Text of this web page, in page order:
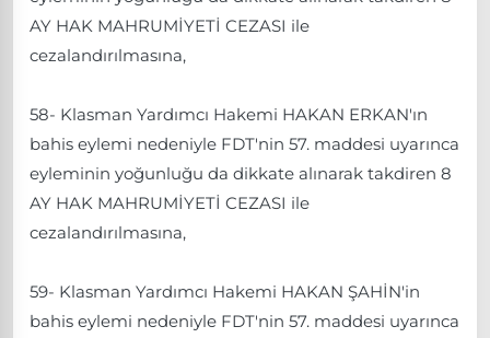
AY HAK MAHRUMİYETİ CEZASI ile
cezalandırılmasına,
58- Klasman Yardımcı Hakemi HAKAN ERKAN'ın
bahis eylemi nedeniyle FDT'nin 57. maddesi uyarınca
eyleminin yoğunluğu da dikkate alınarak takdiren 8
AY HAK MAHRUMİYETİ CEZASI ile
cezalandırılmasına,
59- Klasman Yardımcı Hakemi HAKAN ŞAHİN'in
bahis eylemi nedeniyle FDT'nin 57. maddesi uyarınca